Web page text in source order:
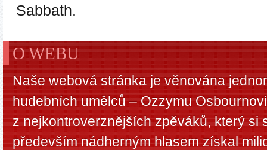
Sabbath.
O WEBU
Naše webová stránka je věnována
hudebních umělců – Ozzymu
z nejkontroverznějších zpěváků, který si
především nádherným hlasem získal